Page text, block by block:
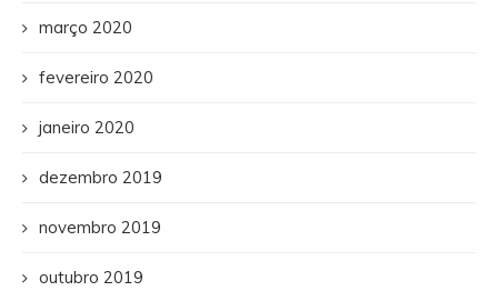
março 2020
fevereiro 2020
janeiro 2020
dezembro 2019
novembro 2019
outubro 2019